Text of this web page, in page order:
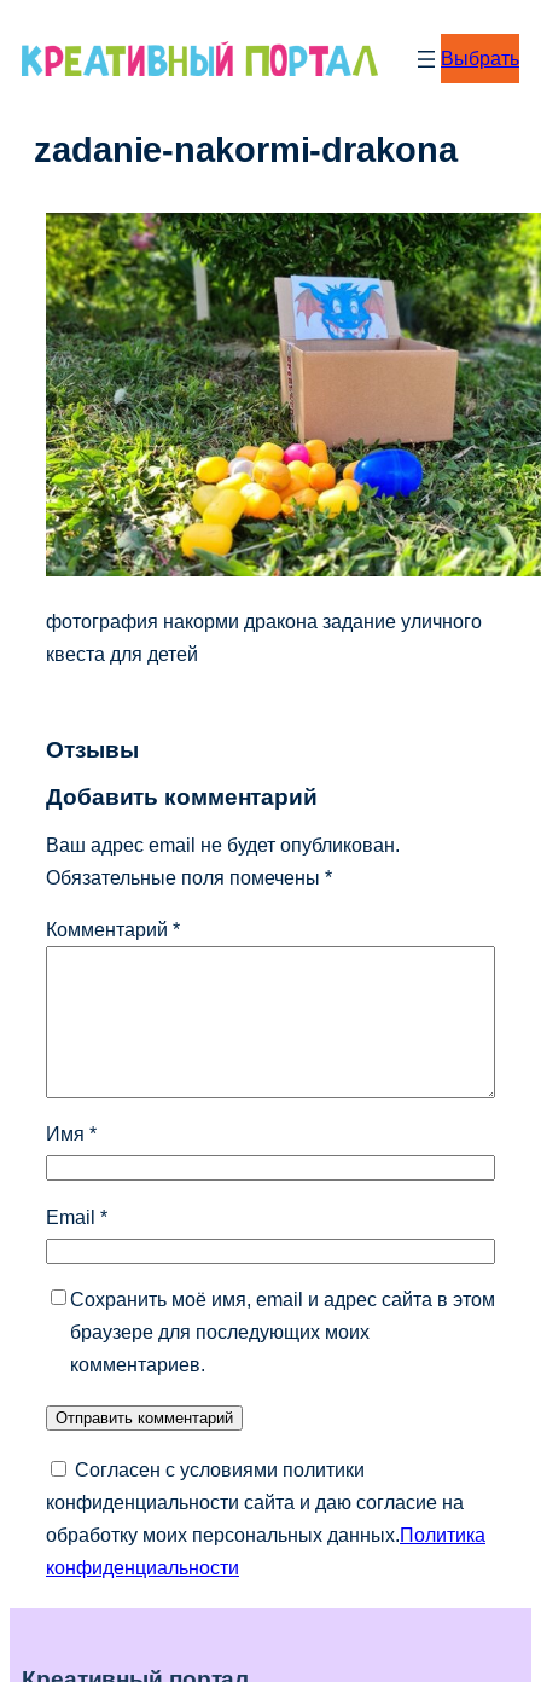
Выбрать
zadanie-nakormi-drakona
фотография накорми дракона задание уличного
квеста для детей
Отзывы
Добавить комментарий
Ваш адрес email не будет опубликован.
Обязательные поля помечены *
Комментарий *
Имя *
Email *
Сохранить моё имя, email и адрес сайта в этом
браузере для последующих моих
комментариев.
Согласен с условиями политики
конфиденциальности сайта и даю согласие на
обработку моих персональных данных. Политика
конфиденциальности